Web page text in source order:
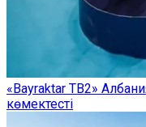
«Bayraktar TB2»
көмектесті